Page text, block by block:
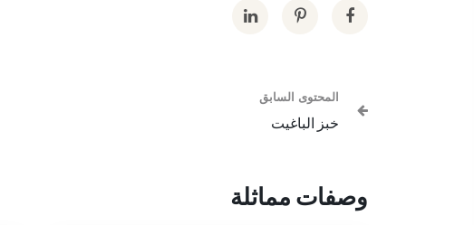
المحتوى السابق
خبز الباغيت
وصفات مماثلة